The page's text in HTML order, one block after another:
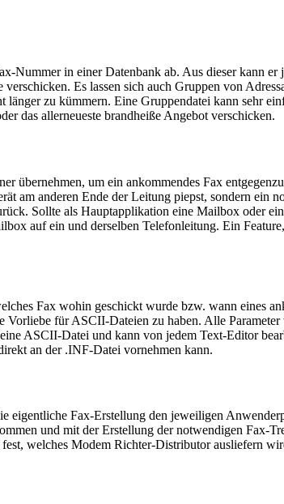
Nummer in einer Datenbank ab. Aus dieser kann er
Es lassen sich auch Gruppen von
zu kümmern. Eine Gruppendatei kann sehr
das allerneueste brandheiße Angebot verschicken.
übernehmen, um ein ankommendes Fax
am anderen Ende der Leitung piepst, sondern ein
Sollte als Hauptapplikation eine Mailbox oder
auf ein und derselben Telefonleitung. Ein
Fax wohin geschickt wurde bzw. wann eines
für ASCII-Dateien zu haben. Alle
ASCII-Datei und kann von jedem Text-Editor
an der .INF-Datei vornehmen kann.
Fax-Erstellung den jeweiligen
und mit der Erstellung der notwendigen Fax-
welches Modem Richter-Distributor ausliefern